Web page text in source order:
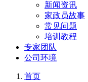
新闻资讯
家政员故事
常见问题
培训教程
专家团队
公司环境
首页